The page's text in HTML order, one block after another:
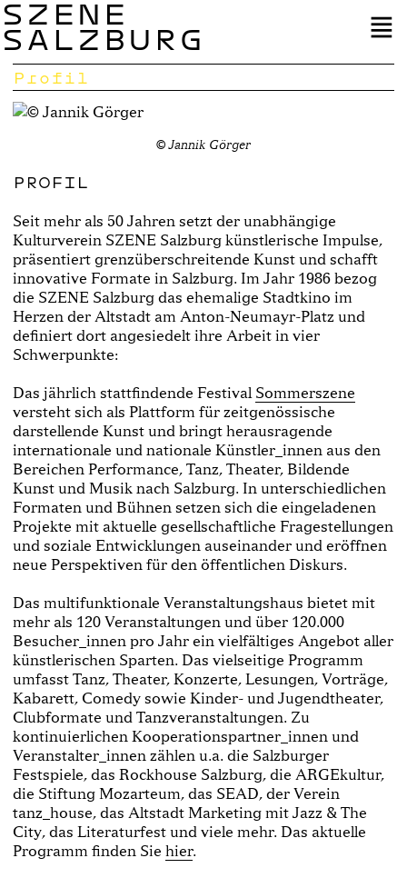
SZENE
SALZBURG
Profil
© Jannik Görger
PROFIL
Seit mehr als 50 Jahren setzt der unabhängige
Kulturverein SZENE Salzburg künstlerische Impulse,
präsentiert grenzüberschreitende Kunst und schafft
innovative Formate in Salzburg. Im Jahr 1986 bezog
die SZENE Salzburg das ehemalige Stadtkino im
Herzen der Altstadt am Anton-Neumayr-Platz und
definiert dort angesiedelt ihre Arbeit in vier
Schwerpunkte:
Das jährlich stattfindende Festival Sommerszene
versteht sich als Plattform für zeitgenössische
darstellende Kunst und bringt herausragende
internationale und nationale Künstler_innen aus den
Bereichen Performance, Tanz, Theater, Bildende
Kunst und Musik nach Salzburg. In unterschiedlichen
Formaten und Bühnen setzen sich die eingeladenen
Projekte mit aktuelle gesellschaftliche Fragestellungen
und soziale Entwicklungen auseinander und eröffnen
neue Perspektiven für den öffentlichen Diskurs.
Das multifunktionale Veranstaltungshaus bietet mit
mehr als 120 Veranstaltungen und über 120.000
Besucher_innen pro Jahr ein vielfältiges Angebot aller
künstlerischen Sparten. Das vielseitige Programm
umfasst Tanz, Theater, Konzerte, Lesungen, Vorträge,
Kabarett, Comedy sowie Kinder- und Jugendtheater,
Clubformate und Tanzveranstaltungen. Zu
kontinuierlichen Kooperationspartner_innen und
Veranstalter_innen zählen u.a. die Salzburger
Festspiele, das Rockhouse Salzburg, die ARGEkultur,
die Stiftung Mozarteum, das SEAD, der Verein
tanz_house, das Altstadt Marketing mit Jazz & The
City, das Literaturfest und viele mehr. Das aktuelle
Programm finden Sie hier.